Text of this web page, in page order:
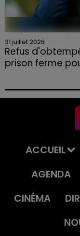
31 juillet 2026
Refus
prison ferme
permis et la
ACCUEIL
AGENDA
CINÉMA